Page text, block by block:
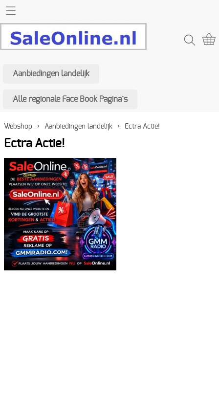
Home SaleOnline
Alle regionale Face Book Pagina`s
Aanbiedingen landelijk
Alle regionale Face Book Pagina`s
Webshop › Aanbiedingen landelijk › Ectra Actie!
Ectra Actie!